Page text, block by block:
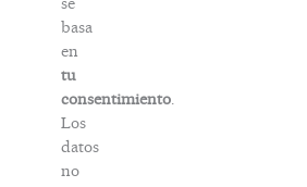
basa
en
tu
consentimiento.
Los
datos
no